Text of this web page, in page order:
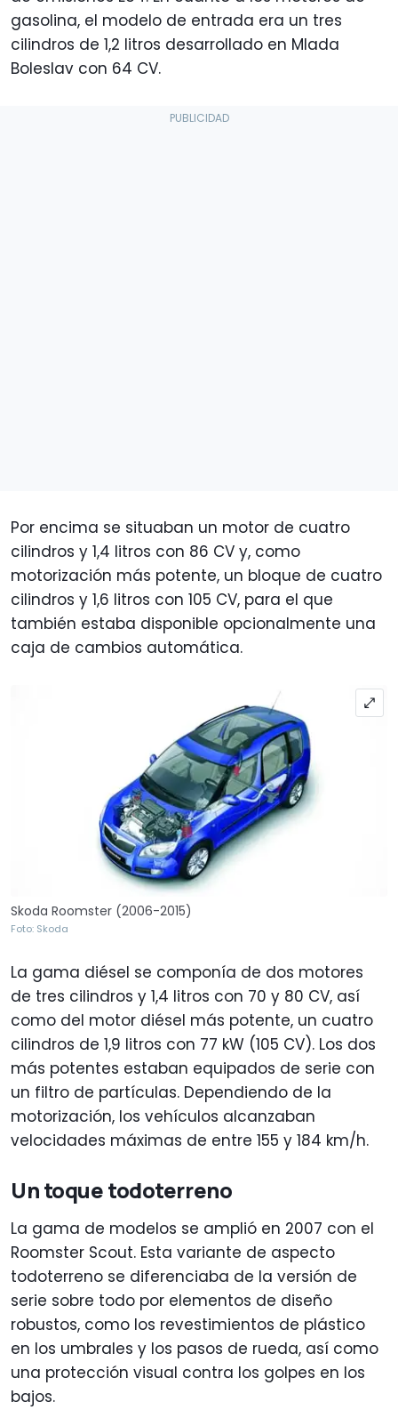
gasolina, el modelo de entrada era un tres
cilindros de 1,2 litros desarrollado en Mlada
Boleslav con 64 CV.
Por encima se situaban un motor de cuatro
cilindros y 1,4 litros con 86 CV y, como
motorización más potente, un bloque de cuatro
cilindros y 1,6 litros con 105 CV, para el que
también estaba disponible opcionalmente una
caja de cambios automática.
Skoda Roomster (2006-2015)
Foto: Skoda
La gama diésel se componía de dos motores
de tres cilindros y 1,4 litros con 70 y 80 CV, así
como del motor diésel más potente, un cuatro
cilindros de 1,9 litros con 77 kW (105 CV). Los dos
más potentes estaban equipados de serie con
un filtro de partículas. Dependiendo de la
motorización, los vehículos alcanzaban
velocidades máximas de entre 155 y 184 km/h.
Un toque todoterreno
La gama de modelos se amplió en 2007 con el
Roomster Scout. Esta variante de aspecto
todoterreno se diferenciaba de la versión de
serie sobre todo por elementos de diseño
robustos, como los revestimientos de plástico
en los umbrales y los pasos de rueda, así como
una protección visual contra los golpes en los
bajos.